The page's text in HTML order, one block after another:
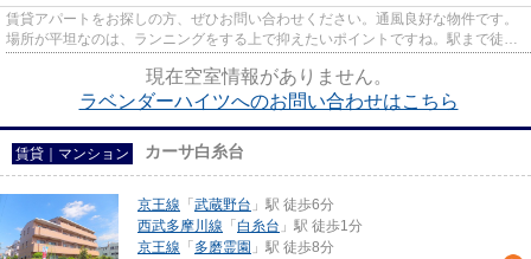
賃貸アパートをお探しの方、ぜひお問い合わせください。通風良好な物件です。
場所が平坦なのは、ランニングをする上で抑えたいポイントですね。駅まで徒歩
現在空室情報がありません。
ラベンダーハイツへのお問い合わせはこちら
賃貸｜マンション カーサ白糸台
京王線 「 武蔵野台 」駅 徒歩6分
西武多摩川線 「 白糸台 」駅 徒歩1分
京王線 「 多磨霊園 」駅 徒歩8分